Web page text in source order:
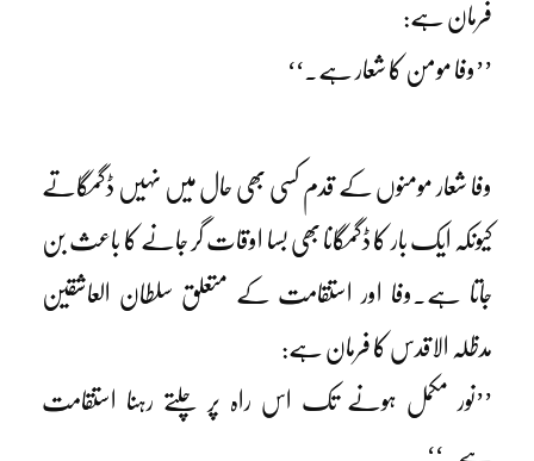
فرمان ہے:
’’وفا مومن کا شعار ہے۔‘‘
وفا شعار مومنوں کے قدم کسی بھی حال میں نہیں ڈگمگاتے
کیونکہ ایک بار کا ڈگمگانا بھی بسا اوقات گر جانے کا باعث بن
جاتا ہے۔وفا اور استقامت کے متعلق سلطان العاشقین
مدظلہ الاقدس کا فرمان ہے:
’’نور مکمل ہونے تک اس راہ پر چلتے رہنا استقامت
ہے۔‘‘